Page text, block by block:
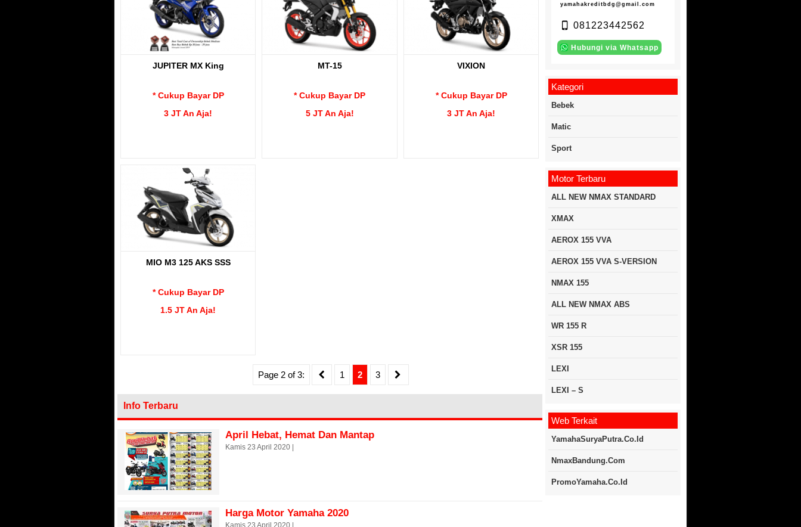
JUPITER MX King
* Cukup Bayar DP
3 JT An Aja!
MT-15
* Cukup Bayar DP
5 JT An Aja!
VIXION
* Cukup Bayar DP
3 JT An Aja!
MIO M3 125 AKS SSS
* Cukup Bayar DP
1.5 JT An Aja!
Page 2 of 3: 1 2 3
Info Terbaru
April Hebat, Hemat Dan Mantap
Kamis 23 April 2020 |
Harga Motor Yamaha 2020
Kamis 23 April 2020 |
yamahakreditbdg@gmail.com
081223442562
Hubungi via Whatsapp
Kategori
Bebek
Matic
Sport
Motor Terbaru
ALL NEW NMAX STANDARD
XMAX
AEROX 155 VVA
AEROX 155 VVA S-VERSION
NMAX 155
ALL NEW NMAX ABS
WR 155 R
XSR 155
LEXI
LEXI – S
Web Terkait
YamahaSuryaPutra.co.id
NmaxBandung.com
PromoYamaha.co.id